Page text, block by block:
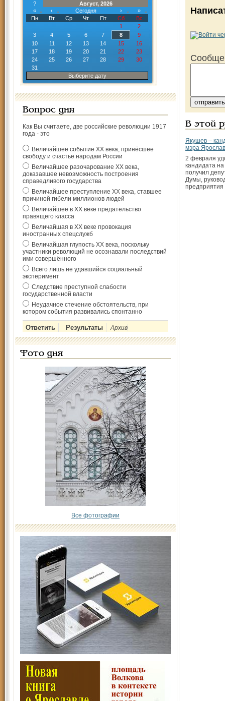
?
Август, 2026
«
‹ Сегодня ›
»
Пн
Вт Ср Чт Пт Сб
Вс
1
2
3
4 5 6 7 8
9
10
11 12 13 14 15
16
17
18 19 20 21 22
23
24
25 26 27 28 29
30
31
Выберите дату
Вопрос дня
Как Вы считаете, две российские революции 1917
года - это
Величайшее событие ХХ века, принёсшее
свободу и счастье народам России
Величайшее разочарование ХХ века,
доказавшее невозможность построения
справедливого государства
Величайшее преступление ХХ века, ставшее
причиной гибели миллионов людей
Величайшее в ХХ веке предательство
правящего класса
Величайшая в ХХ веке провокация
иностранных спецслужб
Величайшая глупость ХХ века, поскольку
участники революций не осознавали последствий
ими совершённого
Всего лишь не удавшийся социальный
эксперимент
Следствие преступной слабости
государственной власти
Неудачное стечение обстоятельств, при
котором события развивались спонтанно
Архив
Фото дня
Все фотографии
В этой
Якушев –
мэра
2 февраля
кандидата
получил
Думы,
предприятия